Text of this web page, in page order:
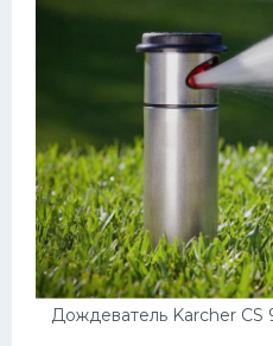
Дождеватель Karcher CS